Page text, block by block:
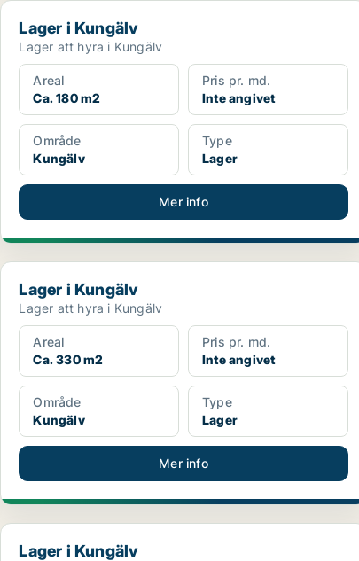
Lager i Kungälv
Lager i Kungälv
Lager att hyra i Kungälv
Areal
Ca. 180 m2
Pris pr. md.
Inte angivet
Område
Kungälv
Type
Lager
Mer info
Lager i Kungälv
Lager i Kungälv
Lager att hyra i Kungälv
Areal
Ca. 330 m2
Pris pr. md.
Inte angivet
Område
Kungälv
Type
Lager
Mer info
Lager i Kungälv
Lager i Kungälv